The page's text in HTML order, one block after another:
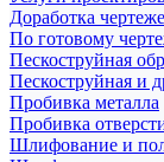
Доработка
По готовому
Пескоструйная
Пескоструйная и
Пробивка металла
Пробивка
Шлифование и